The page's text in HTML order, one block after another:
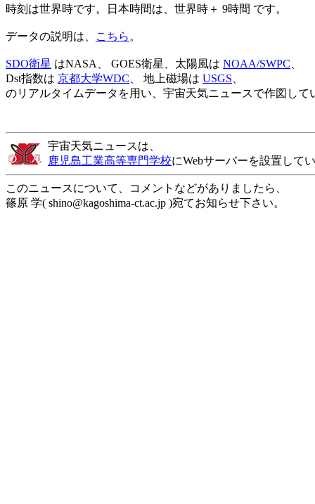
時刻は世界時です。日本時間は、世界時＋ 9時間 です。
データの説明は、 こちら 。
SDO衛星 はNASA、 GOES衛星、太陽風は NOAA/SWPC
Dst指数は 京都大学WDC 、 地上磁場は USGS
のリアルタイムデータを用い、宇宙天気ニュースで作図して
宇宙天気ニュースは、
鹿児島工業高等専門学校にWebサーバーを設置して
このニュースについて、コメントなどがありましたら、
篠原 学( shino@kagoshima-ct.ac.jp )宛てお知らせ下さい。